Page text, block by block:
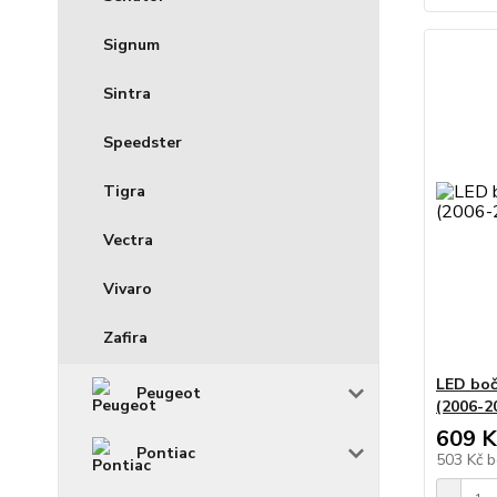
Signum
Sintra
Speedster
Tigra
Vectra
Vivaro
Zafira
Peugeot
Pontiac
LED
(2006-
609
503 Kč